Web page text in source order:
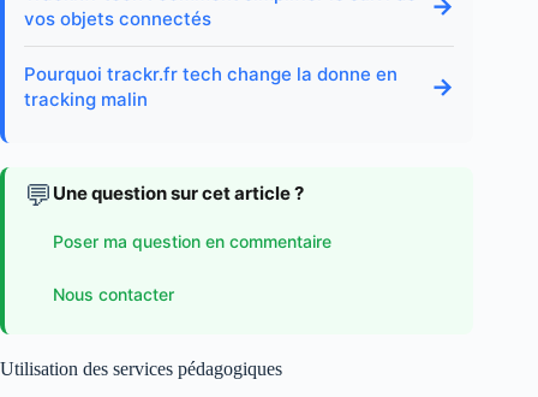
vos objets connectés
→
Pourquoi trackr.fr tech change la donne en
tracking malin
→
💬 Une question sur cet article ?
Poser ma question en commentaire
Nous contacter
Utilisation des services pédagogiques